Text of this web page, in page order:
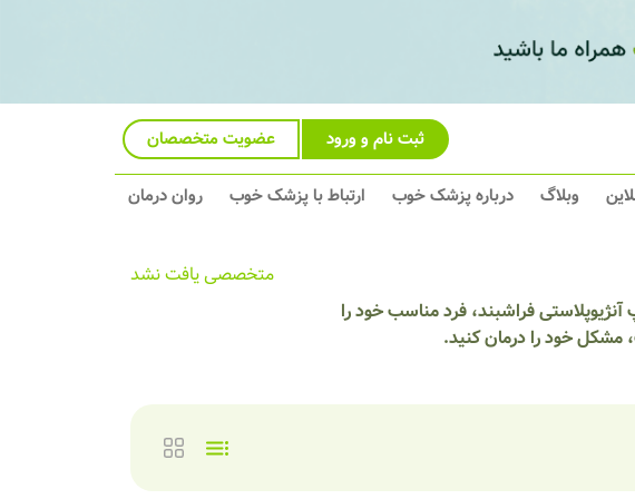
ثبت نام و ورود عضویت متخصصان
وبلاگ درباره پزشک خوب ارتباط با پزشک خوب روان درمان
فراشبند، فرد مناسب خود را
مشکل خود را درمان کنید.
متخصصی یافت نشد